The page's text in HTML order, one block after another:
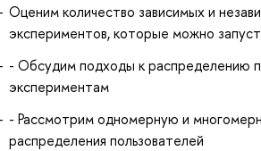
Оценим количество зависимых и
экспериментов, которые можно
- Обсудим подходы к распределению
экспериментам
- Рассмотрим одномерную и
распределения пользователей